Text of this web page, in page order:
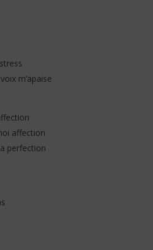
m’apaise
affection
perfection